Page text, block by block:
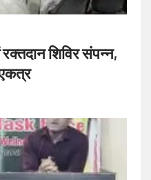
रक्तदान शिविर संपन्न,